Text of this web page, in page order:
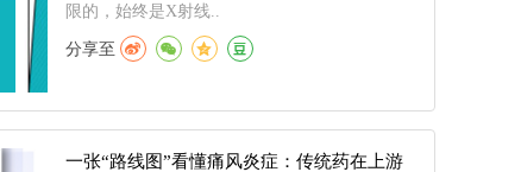
限的，始终是X射线..
分享至
一张“路线图”看懂痛风炎症：传统药在上游